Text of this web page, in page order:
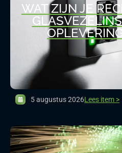
WAT ZIJN JE
5 augustus 2026Lees item >